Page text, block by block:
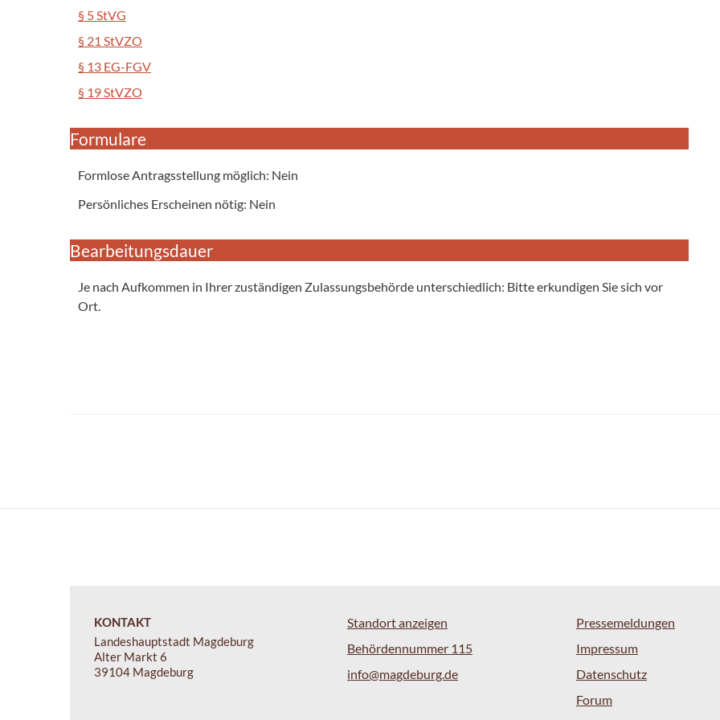
§ 5 StVG
§ 21 StVZO
§ 13 EG-FGV
§ 19 StVZO
Formulare
Formlose Antragsstellung möglich: Nein
Persönliches Erscheinen nötig: Nein
Bearbeitungsdauer
Je nach Aufkommen in Ihrer zuständigen Zulassungsbehörde unterschiedlich: Bitte erkundigen Sie sich vor
Ort.
KONTAKT
Landeshauptstadt Magdeburg
Alter Markt 6
39104 Magdeburg
Standort anzeigen
Behördennummer 115
info@magdeburg.de
Pressemeldungen
Impressum
Datenschutz
Forum